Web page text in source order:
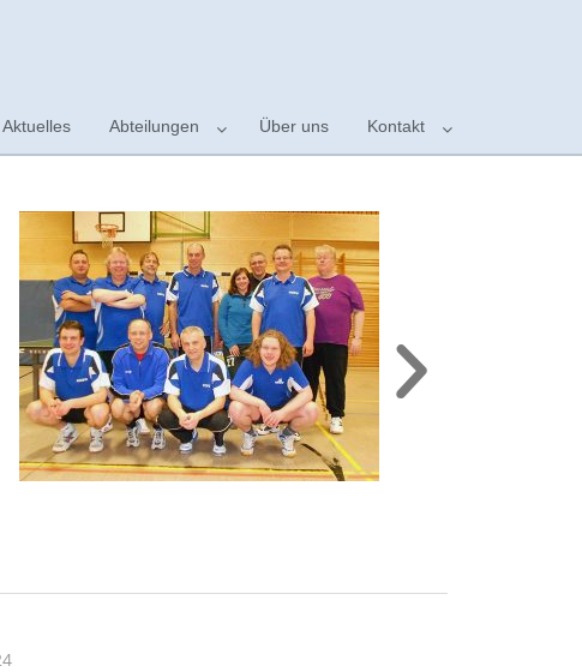
Aktuelles Abteilungen Über uns Kontakt